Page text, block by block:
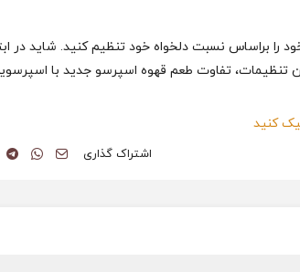
براساس نسبت دلخواه خود تنظیم کنید. شاید در
تنظیمات، تفاوت طعم قهوه اسپرسو جدید با
کنید
اشتراک گذاری